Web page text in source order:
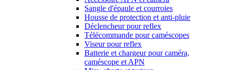
Sangle d'épaule et courroies
Housse de protection et anti-pluie
Déclencheur pour reflex
Télécommande pour caméscopes
Viseur pour reflex
Batterie et chargeur pour caméra,
caméscope et APN